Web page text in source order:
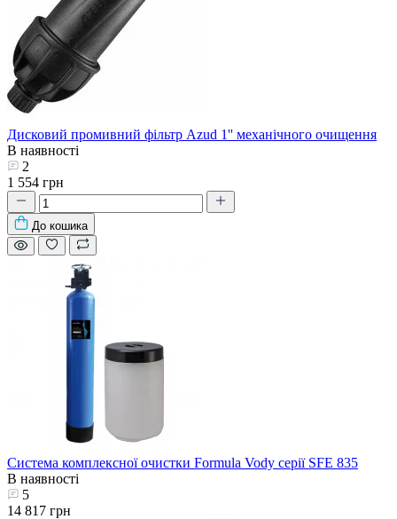
Дисковий промивний фільтр Azud 1'' механічного очищення
В наявності
2
1 554 грн
До кошика
Система комплексної очистки Formula Vody серії SFE 835
В наявності
5
14 817 грн